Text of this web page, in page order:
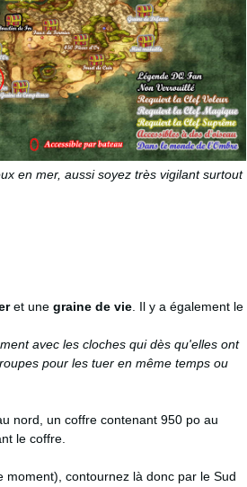
en mer, aussi soyez très vigilant surtout
et une graine de vie. Il y a également le
avec les cloches qui dès qu'elles ont
pour les tuer en même temps ou
nord, un coffre contenant 950 po au
le coffre.
moment), contournez là donc par le Sud